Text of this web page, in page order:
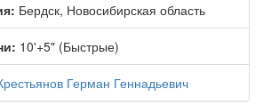
Бердск, Новосибирская область
10'+5" (Быстрые)
Герман Геннадьевич